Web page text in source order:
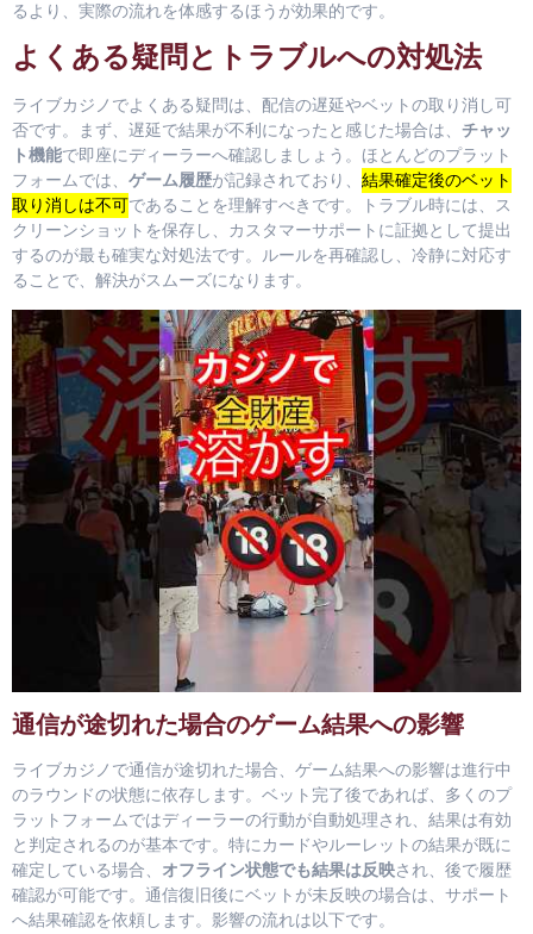
るより、実際の流れを体感するほうが効果的です。
よくある疑問とトラブルへの対処法
ライブカジノでよくある疑問は、配信の遅延やベットの取り消し可
否です。まず、遅延で結果が不利になったと感じた場合は、 チャッ
ト機能で即座にディーラーへ確認しましょう。ほとんどのプラット
フォームでは、 ゲーム履歴が記録されており、 結果確定後のベット
取り消しは不可であることを理解すべきです。トラブル時には、ス
クリーンショットを保存し、カスタマーサポートに証拠として提出
するのが最も確実な対処法です。ルールを再確認し、冷静に対応す
ることで、解決がスムーズになります。
通信が途切れた場合のゲーム結果への影響
ライブカジノで通信が途切れた場合、ゲーム結果への影響は進行中
のラウンドの状態に依存します。ベット完了後であれば、多くのプ
ラットフォームではディーラーの行動が自動処理され、結果は有効
と判定されるのが基本です。特にカードやルーレットの結果が既に
確定している場合、 オフライン状態でも結果は反映され、後で履歴
確認が可能です。通信復旧後にベットが未反映の場合は、サポート
へ結果確認を依頼します。影響の流れは以下です。